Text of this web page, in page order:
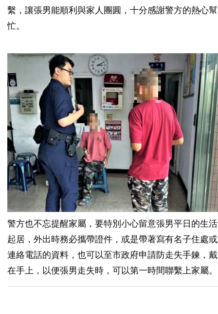
繫，讓張男能順利與家人團圓，十分感謝警方的熱心幫
忙。
警方也不忘提醒家屬，要特別小心留意張男平日的生活
起居，外出時務必攜帶證件，或是帶著寫有名子住處或
連絡電話的資料，也可以至市政府申請防走失手鍊，戴
在手上，以便張男走失時，可以第一時間聯繫上家屬。